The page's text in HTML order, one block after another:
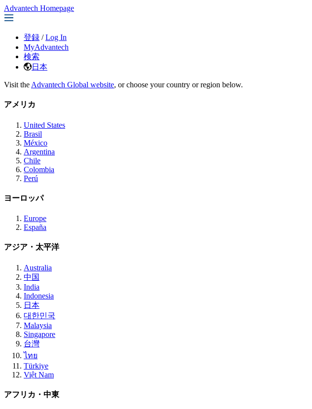
Advantech Homepage
登録 / Log In
MyAdvantech
検索
日本
Visit the Advantech Global website, or choose your country or region below.
アメリカ
United States
Brasil
México
Argentina
Chile
Colombia
Perú
ヨーロッパ
Europe
España
アジア・太平洋
Australia
中国
India
Indonesia
日本
대한민국
Malaysia
Singapore
台灣
ไทย
Türkiye
Việt Nam
アフリカ・中東